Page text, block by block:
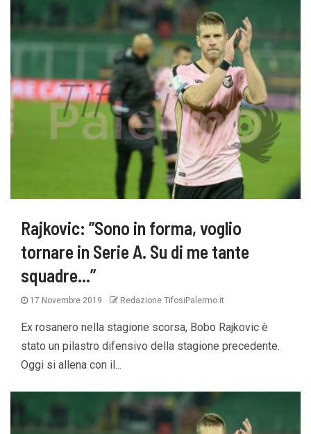
Rajkovic: ”Sono in forma, voglio
tornare in Serie A. Su di me tante
squadre…”
17 Novembre 2019 Redazione TifosiPalermo.it
Ex rosanero nella stagione scorsa, Bobo Rajkovic è
stato un pilastro difensivo della stagione precedente.
Oggi si allena con il...